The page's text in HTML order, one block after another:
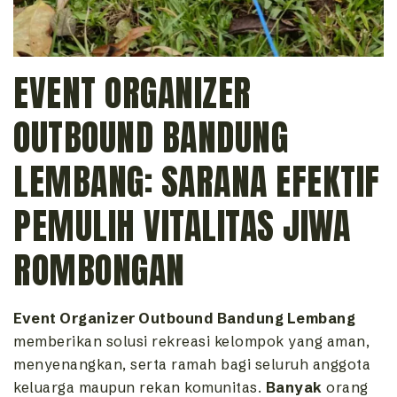
EVENT ORGANIZER
OUTBOUND BANDUNG
LEMBANG: SARANA EFEKTIF
PEMULIH VITALITAS JIWA
ROMBONGAN
Event Organizer Outbound Bandung Lembang
memberikan solusi rekreasi kelompok yang aman,
menyenangkan, serta ramah bagi seluruh anggota
keluarga maupun rekan komunitas. Banyak orang